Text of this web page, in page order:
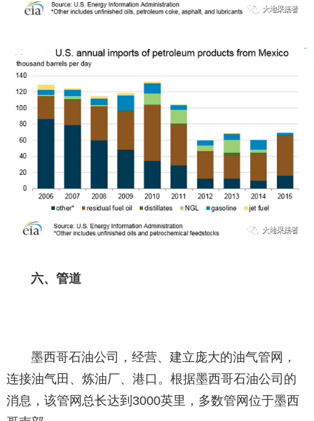
六、管道
墨西哥石油公司，经营、建立庞大的油气管网，
连接油气田、炼油厂、港口。根据墨西哥石油公司的
消息，该管网总长达到3000英里，多数管网位于墨西